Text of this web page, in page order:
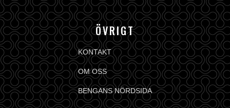
ÖVRIGT
KONTAKT
OM OSS
BENGANS NÖRDSIDA